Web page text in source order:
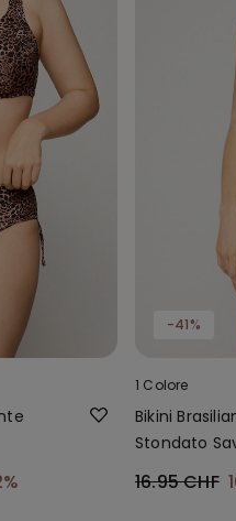
-41%
1 Colore
Bikini
Stondato
16.95 CHF